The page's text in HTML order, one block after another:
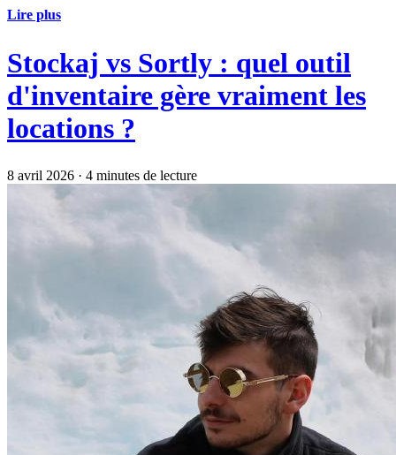
Lire plus
Stockaj vs Sortly : quel outil
d'inventaire gère vraiment les
locations ?
8 avril 2026 · 4 minutes de lecture